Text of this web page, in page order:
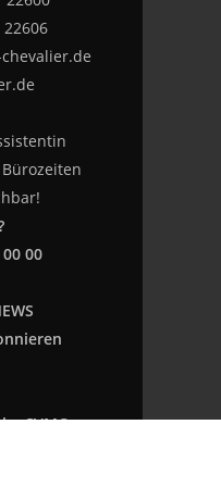
22606
00
CVM®